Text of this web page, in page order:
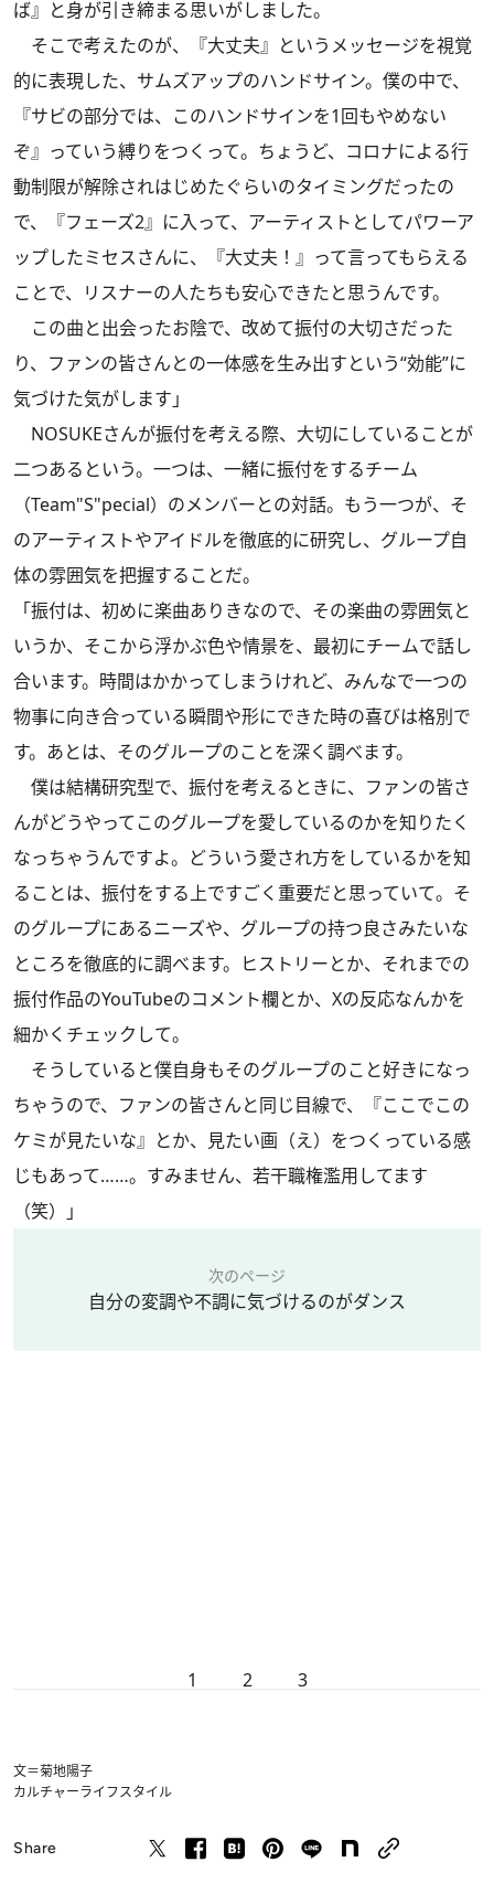
ば』と身が引き締まる思いがしました。
そこで考えたのが、『大丈夫』というメッセージを視覚
的に表現した、サムズアップのハンドサイン。僕の中で、
『サビの部分では、このハンドサインを1回もやめない
ぞ』っていう縛りをつくって。ちょうど、コロナによる行
動制限が解除されはじめたぐらいのタイミングだったの
で、『フェーズ2』に入って、アーティストとしてパワーア
ップしたミセスさんに、『大丈夫！』って言ってもらえる
ことで、リスナーの人たちも安心できたと思うんです。
この曲と出会ったお陰で、改めて振付の大切さだった
り、ファンの皆さんとの一体感を生み出すという“効能”に
気づけた気がします」
NOSUKEさんが振付を考える際、大切にしていることが
二つあるという。一つは、一緒に振付をするチーム
（Team"S"pecial）のメンバーとの対話。もう一つが、そ
のアーティストやアイドルを徹底的に研究し、グループ自
体の雰囲気を把握することだ。
「振付は、初めに楽曲ありきなので、その楽曲の雰囲気と
いうか、そこから浮かぶ色や情景を、最初にチームで話し
合います。時間はかかってしまうけれど、みんなで一つの
物事に向き合っている瞬間や形にできた時の喜びは格別で
す。あとは、そのグループのことを深く調べます。
僕は結構研究型で、振付を考えるときに、ファンの皆さ
んがどうやってこのグループを愛しているのかを知りたく
なっちゃうんですよ。どういう愛され方をしているかを知
ることは、振付をする上ですごく重要だと思っていて。そ
のグループにあるニーズや、グループの持つ良さみたいな
ところを徹底的に調べます。ヒストリーとか、それまでの
振付作品のYouTubeのコメント欄とか、Xの反応なんかを
細かくチェックして。
そうしていると僕自身もそのグループのこと好きになっ
ちゃうので、ファンの皆さんと同じ目線で、『ここでこの
ケミが見たいな』とか、見たい画（え）をつくっている感
じもあって……。すみません、若干職権濫用してます
（笑）」
次のページ
自分の変調や不調に気づけるのがダンス
1 2 3
文＝菊地陽子
カルチャーライフスタイル
Share